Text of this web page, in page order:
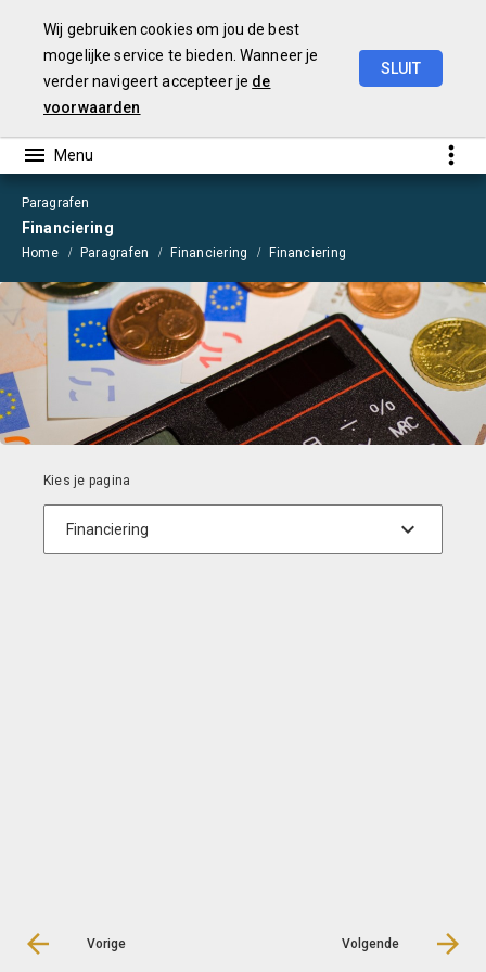
Paragrafen
Financiering
Home Paragrafen Financiering Financiering
Vorige Volgende
Wij gebruiken cookies om jou de best
mogelijke service te bieden. Wanneer je
verder navigeert accepteer je de
voorwaarden
SLUIT